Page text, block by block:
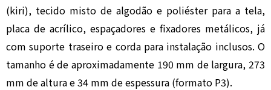
(kiri), tecido misto de algodão e poliéster para a tela,
placa de acrílico, espaçadores e fixadores metálicos, já
com suporte traseiro e corda para instalação inclusos. O
tamanho é de aproximadamente 190 mm de largura, 273
mm de altura e 34 mm de espessura (formato P3).